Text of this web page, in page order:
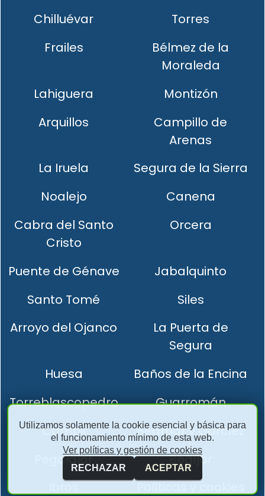
Chilluévar
Torres
Frailes
Bélmez de la
Moraleda
Lahiguera
Montizón
Arquillos
Campillo de
Arenas
La Iruela
Segura de la Sierra
Noalejo
Canena
Cabra del Santo
Cristo
Orcera
Puente de Génave
Jabalquinto
Santo Tomé
Siles
Arroyo del Ojanco
La Puerta de
Segura
Huesa
Baños de la Encina
Torreblascopedro
Guarromán
Cambil
Bedmar y Garcíez
Pegalajar
Begíjar
Utilizamos solamente la cookie esencial y básica para
el funcionamiento mínimo de esta web.
Ver políticas y gestión de cookies
RECHAZAR
ACEPTAR